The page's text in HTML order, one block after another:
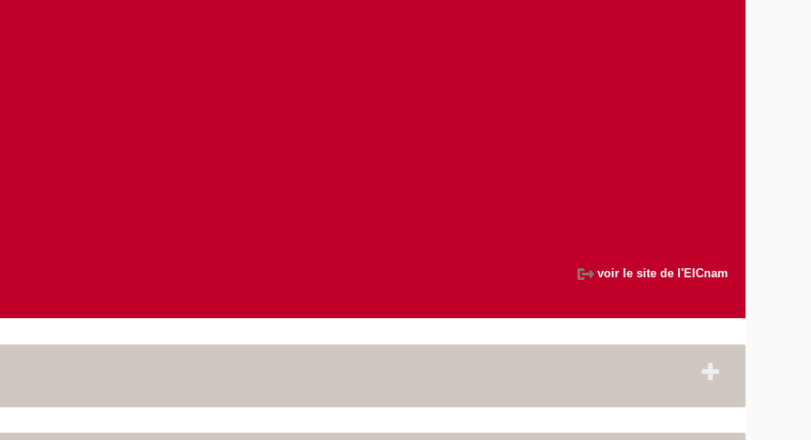
voir le site de l'EICnam